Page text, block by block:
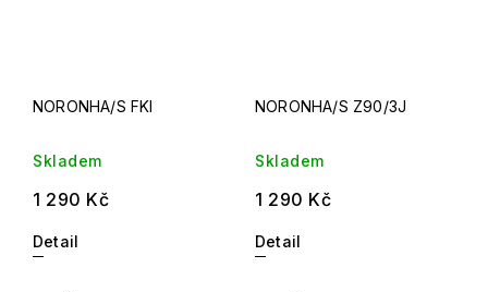
NORONHA/S FKI
Skladem
1 290 Kč
Detail
NORONHA/S Z90/3J
Skladem
1 290 Kč
Detail